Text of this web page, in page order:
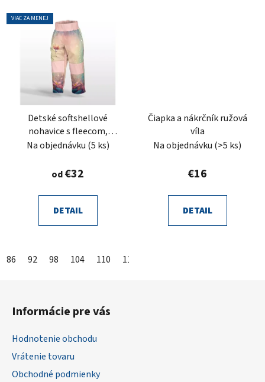
VIAC ZA MENEJ
Detské softshellové
nohavice s fleecom,
rozprávkový kvet
Na objednávku (5 ks)
od€32
DETAIL
86 92 98 104 110 116
Čiapka a nákrčník ružová
víla
Na objednávku (>5 ks)
€16
DETAIL
Informácie pre vás
Hodnotenie obchodu
Vrátenie tovaru
Obchodné podmienky